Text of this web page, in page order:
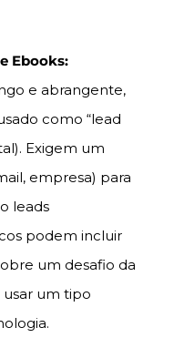
Ebooks:
e abrangente,
como “lead
Exigem um
empresa) para
leads
podem incluir
um desafio da
um tipo